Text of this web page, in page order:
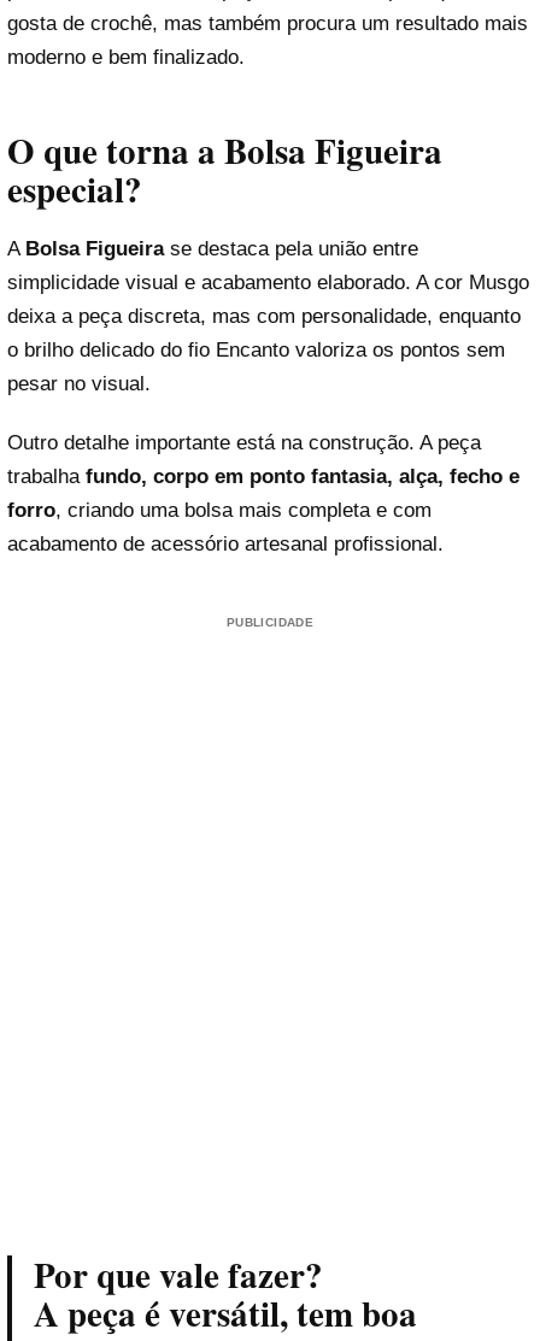
gosta de crochê, mas também procura um resultado mais
moderno e bem finalizado.
O que torna a Bolsa Figueira
especial?
A Bolsa Figueirase destaca pela união entre
simplicidade visual e acabamento elaborado. A cor Musgo
deixa a peça discreta, mas com personalidade, enquanto
o brilho delicado do fio Encanto valoriza os pontos sem
pesar no visual.
Outro detalhe importante está na construção. A peça
trabalha fundo, corpo em ponto fantasia, alça, fecho e
forro, criando uma bolsa mais completa e com
acabamento de acessório artesanal profissional.
PUBLICIDADE
Por que vale fazer?
A peça é versátil, tem boa